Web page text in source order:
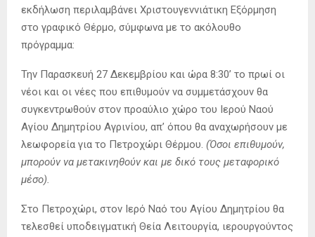
εκδήλωση περιλαμβάνει Χριστουγεννιάτικη Εξόρμηση
στο γραφικό Θέρμο, σύμφωνα με το ακόλουθο
πρόγραμμα:
Την Παρασκευή 27 Δεκεμβρίου και ώρα 8:30’ το πρωί οι
νέοι και οι νέες που επιθυμούν να συμμετάσχουν θα
συγκεντρωθούν στον προαύλιο χώρο του Ιερού Ναού
Αγίου Δημητρίου Αγρινίου, απ’ όπου θα αναχωρήσουν με
λεωφορεία για το Πετροχώρι Θέρμου. (Όσοι επιθυμούν,
μπορούν να μετακινηθούν και με δικό τους μεταφορικό
μέσο).
Στο Πετροχώρι, στον Ιερό Ναό του Αγίου Δημητρίου θα
τελεσθεί υποδειγματική Θεία Λειτουργία, ιερουργούντος